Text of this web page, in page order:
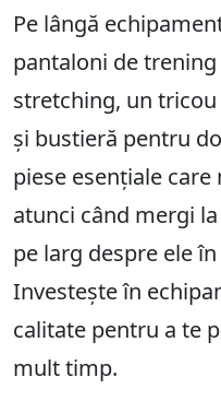
Pe lângă
pantaloni de
stretching, un
și bustieră pentru
piese esențiale
atunci când mergi
pe larg despre ele
Investește în
calitate pentru a te
mult timp.